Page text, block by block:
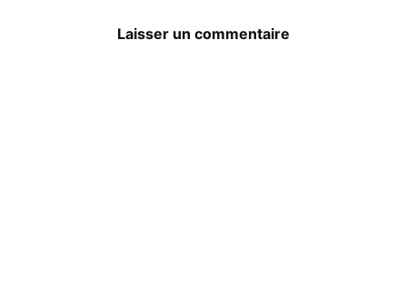
Laisser un commentaire